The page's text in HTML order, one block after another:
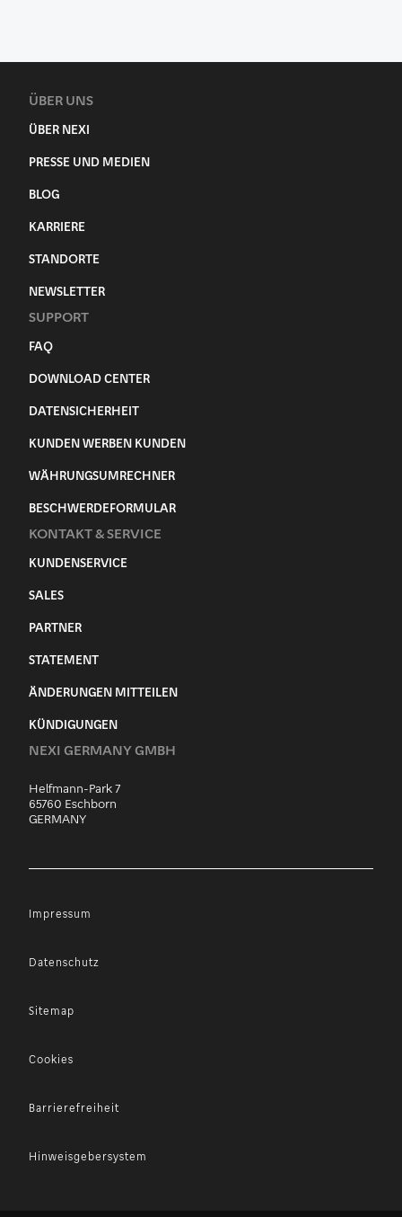
ÜBER UNS
ÜBER NEXI
PRESSE UND MEDIEN
BLOG
KARRIERE
STANDORTE
NEWSLETTER
SUPPORT
FAQ
DOWNLOAD CENTER
DATENSICHERHEIT
KUNDEN WERBEN KUNDEN
WÄHRUNGSUMRECHNER
BESCHWERDEFORMULAR
KONTAKT & SERVICE
KUNDENSERVICE
SALES
PARTNER
STATEMENT
ÄNDERUNGEN MITTEILEN
KÜNDIGUNGEN
NEXI GERMANY GMBH
Helfmann-Park 7
65760 Eschborn
GERMANY
Impressum
Datenschutz
Sitemap
Cookies
Barrierefreiheit
Hinweisgebersystem